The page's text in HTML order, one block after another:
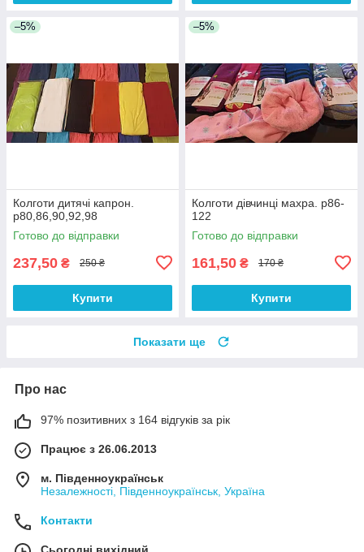
–5%
Колготи дитячі капрон.
р80,86,90,92,98
Готово до відправки
237,50 ₴ 250 ₴
Купити
–5%
Колготи дівчинці махра. р86-
122
Готово до відправки
161,50 ₴ 170 ₴
Купити
Показати ще
Про нас
97% позитивних з 164 відгуків за рік
Працює з 26.06.2013
м. Південноукраїнськ
Незалежності, Південноукраїнськ, Україна
Контакти